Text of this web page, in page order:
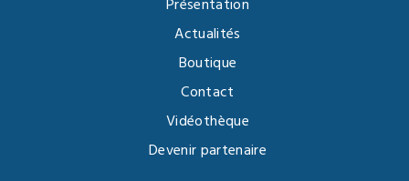
Présentation
Actualités
Boutique
Contact
Vidéothèque
Devenir partenaire